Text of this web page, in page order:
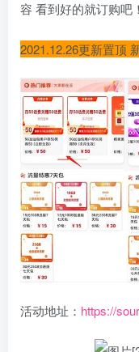
容 看到好的就订购吧！
2021.12.26更新置顶
活动地址： https://